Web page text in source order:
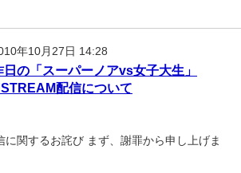
年10月27日 14:28
日の「スーパーノアvs女子大生」
配信について
に関するお詫び まず、謝罪から申し上げま